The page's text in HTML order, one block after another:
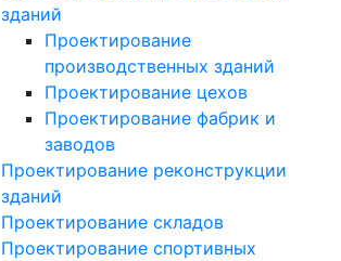
зданий
Проектирование
производственных зданий
Проектирование цехов
Проектирование фабрик и
заводов
Проектирование реконструкции
зданий
Проектирование складов
Проектирование спортивных